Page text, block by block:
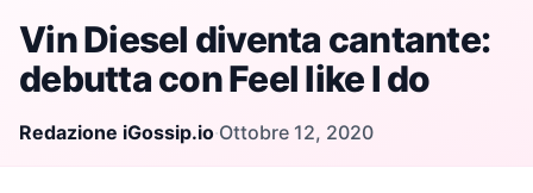
Vin Diesel diventa cantante:
debutta con Feel like I do
Redazione iGossip.io·Ottobre 12, 2020